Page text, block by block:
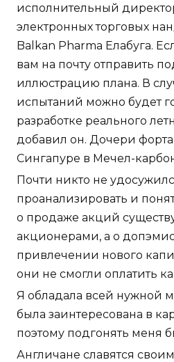
исполнительный
электронных торговых
Balkan Pharma Елабуга.
вам на почту отправить
иллюстрацию плана. В
испытаний можно будет
разработке реального
добавил он. Дочери
Сингапуре в Мечел-
Почти никто не
проанализировать и
о продаже акций
акционерами, а о
привлечении нового
они не смогли оплатить
Я обладала всей нужной
была заинтересована в
поэтому подгонять меня
Англичане славятся